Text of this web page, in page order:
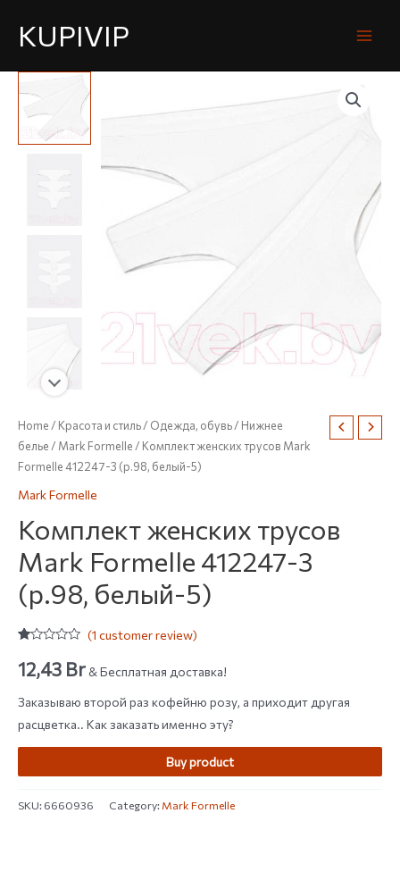
KUPIVIP
Home/ Красота и стиль/ Одежда, обувь/ Нижнее
белье/ Mark Formelle/ Комплект женских трусов Mark
Formelle 412247-3 (р.98, белый-5)
Mark Formelle
Комплект женских трусов
Mark Formelle 412247-3
(р.98, белый-5)
1.00
out
5
based
on
customer
rating
(1 customer review)
12,43 Br& Бесплатная доставка!
Заказываю второй раз кофейню розу, а приходит другая
расцветка.. Как заказать именно эту?
Buy product
SKU:6660936 Category:Mark Formelle